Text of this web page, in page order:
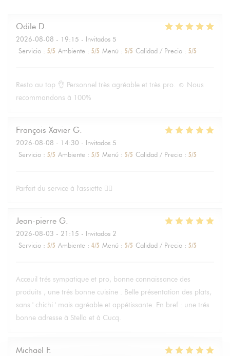
Odile D
2026-08-08 - 19:15 - Invitados 5
Servicio : 5/5 Ambiente : 5/5 Menú : 5/5 Calidad / Precio : 5/5
Resto au top 👌 Personnel très agréable et très pro. ☺️ Nous
recommandons à 100%
François Xavier G
2026-08-08 - 14:30 - Invitados 5
Servicio : 5/5 Ambiente : 5/5 Menú : 5/5 Calidad / Precio : 5/5
Parfait du service à l'assiette 👌🏻
Jean-pierre G
2026-08-03 - 21:15 - Invitados 2
Servicio : 5/5 Ambiente : 4/5 Menú : 5/5 Calidad / Precio : 5/5
Acceuil trés sympatique et pro, bonne connaissance des
produits , une trés bonne cuisine . Belle présentation des plats,
sans ' chichi ' mais agréable et appétissante. En bref : une trés
bonne adresse à Stella et à Cucq.
Michaël F